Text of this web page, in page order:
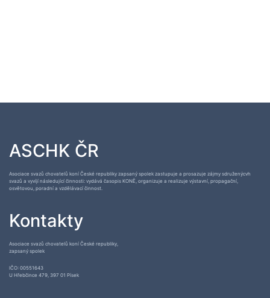
ASCHK ČR
Asociace svazů chovatelů koní České republiky zapsaný spolek zastupuje a prosazuje zájmy sdruženýcvh
svazů a vyvíjí následující činnosti: vydává časopis KONĚ, organizuje a realizuje výstavní, propagační,
osvětovou, poradní a vzdělávací činnost.
Kontakty
Asociace svazů chovatelů koní České republiky,
zapsaný spolek
IČO: 00551643
U Hřebčince 479, 397 01 Písek